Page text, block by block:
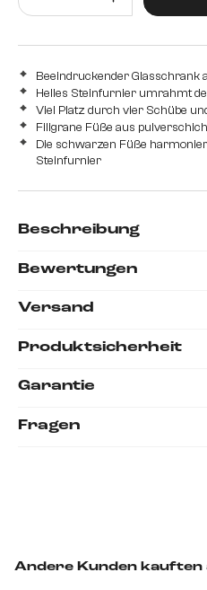
Beeindruckender Glasschrank
Helles Steinfurnier umrahmt
Viel Platz durch vier Schübe
Filigrane Füße aus
Die schwarzen Füße
Steinfurnier
Beschreibung
Bewertungen
Versand
Produktsicherheit
Garantie
Fragen
Andere Kunden kauften